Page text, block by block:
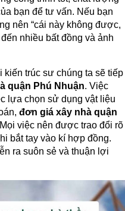
bạn để tư vấn. Nếu bạn
nên “cái này không được,
nhiều bất đồng và ảnh
trúc sư chúng ta sẽ tiếp
quận Phú Nhuận. Việc
lựa chọn sử dụng vật liệu
đơn giá xây nhà quận
việc nên được trao đổi rõ
bắt tay vào kí hợp đồng.
ra suôn sẻ và thuận lợi